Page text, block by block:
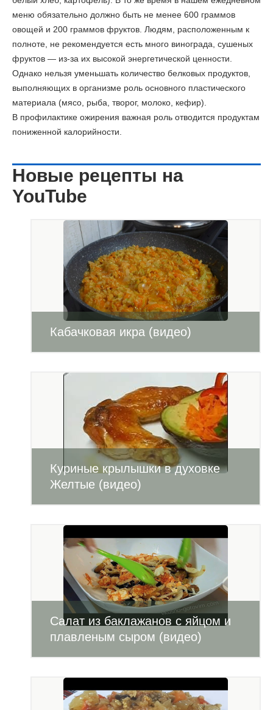
меню обязательно должно быть не менее 600 граммов
овощей и 200 граммов фруктов. Людям, расположенным к
полноте, не рекомендуется есть много винограда, сушеных
фруктов — из-за их высокой энергетической ценности.
Однако нельзя уменьшать количество белковых продуктов,
выполняющих в организме роль основного пластического
материала (мясо, рыба, творог, молоко, кефир).
В профилактике ожирения важная роль отводится продуктам
пониженной калорийности.
Новые рецепты на
YouTube
Кабачковая икра (видео)
Куриные крылышки в духовке
Желтые (видео)
Салат из баклажанов с яйцом и
плавленым сыром (видео)